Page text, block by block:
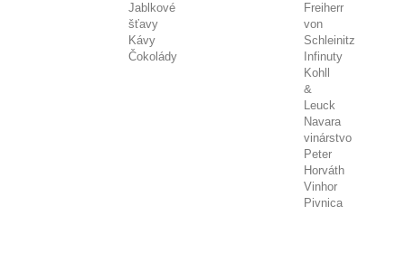
Jablkové
šťavy
Kávy
Čokolády
Freiherr
von
Schleinitz
Infinuty
Kohll
&
Leuck
Navara
vinárstvo
Peter
Horváth
Vinhor
Pivnica